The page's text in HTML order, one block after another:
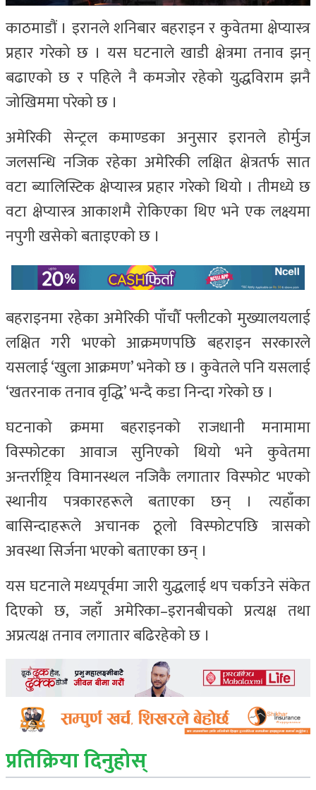
काठमाडौं । इरानले शनिबार बहराइन र कुवेतमा क्षेप्यास्त्र
प्रहार गरेको छ । यस घटनाले खाडी क्षेत्रमा तनाव झन्
बढाएको छ र पहिले नै कमजोर रहेको युद्धविराम झनै
जोखिममा परेको छ ।
अमेरिकी सेन्ट्रल कमाण्डका अनुसार इरानले होर्मुज
जलसन्धि नजिक रहेका अमेरिकी लक्षित क्षेत्रतर्फ सात
वटा ब्यालिस्टिक क्षेप्यास्त्र प्रहार गरेको थियो । तीमध्ये छ
वटा क्षेप्यास्त्र आकाशमै रोकिएका थिए भने एक लक्ष्यमा
नपुगी खसेको बताइएको छ ।
बहराइनमा रहेका अमेरिकी पाँचौँ फ्लीटको मुख्यालयलाई
लक्षित गरी भएको आक्रमणपछि बहराइन सरकारले
यसलाई ‘खुला आक्रमण’ भनेको छ । कुवेतले पनि यसलाई
‘खतरनाक तनाव वृद्धि’ भन्दै कडा निन्दा गरेको छ ।
घटनाको क्रममा बहराइनको राजधानी मनामामा
विस्फोटका आवाज सुनिएको थियो भने कुवेतमा
अन्तर्राष्ट्रिय विमानस्थल नजिकै लगातार विस्फोट भएको
स्थानीय पत्रकारहरूले बताएका छन् । त्यहाँका
बासिन्दाहरूले अचानक ठूलो विस्फोटपछि त्रासको
अवस्था सिर्जना भएको बताएका छन् ।
यस घटनाले मध्यपूर्वमा जारी युद्धलाई थप चर्काउने संकेत
दिएको छ, जहाँ अमेरिका–इरानबीचको प्रत्यक्ष तथा
अप्रत्यक्ष तनाव लगातार बढिरहेको छ ।
प्रतिक्रिया दिनुहोस्